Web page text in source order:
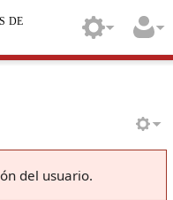
de
del usuario.